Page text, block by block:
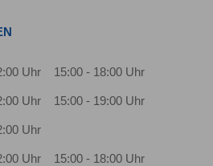
Uhr 15:00 - 18:00 Uhr
Uhr 15:00 - 19:00 Uhr
Uhr
Uhr 15:00 - 18:00 Uhr